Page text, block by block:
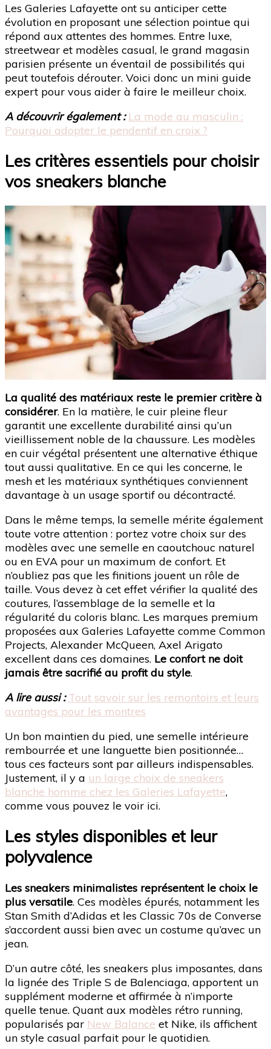
Les Galeries Lafayette ont su anticiper cette
évolution en proposant une sélection pointue qui
répond aux attentes des hommes. Entre luxe,
streetwear et modèles casual, le grand magasin
parisien présente un éventail de possibilités qui
peut toutefois dérouter. Voici donc un mini guide
expert pour vous aider à faire le meilleur choix.
A découvrir également : La mode au masculin :
Pourquoi adopter le pendentif en croix ?
Les critères essentiels pour choisir
vos sneakers blanche
La qualité des matériaux reste le premier critère à
considérer. En la matière, le cuir pleine fleur
garantit une excellente durabilité ainsi qu’un
vieillissement noble de la chaussure. Les modèles
en cuir végétal présentent une alternative éthique
tout aussi qualitative. En ce qui les concerne, le
mesh et les matériaux synthétiques conviennent
davantage à un usage sportif ou décontracté.
Dans le même temps, la semelle mérite également
toute votre attention : portez votre choix sur des
modèles avec une semelle en caoutchouc naturel
ou en EVA pour un maximum de confort. Et
n’oubliez pas que les finitions jouent un rôle de
taille. Vous devez à cet effet vérifier la qualité des
coutures, l’assemblage de la semelle et la
régularité du coloris blanc. Les marques premium
proposées aux Galeries Lafayette comme Common
Projects, Alexander McQueen, Axel Arigato
excellent dans ces domaines. Le confort ne doit
jamais être sacrifié au profit du style.
A lire aussi : Tout savoir sur les remontoirs et leurs
avantages pour les montres
Un bon maintien du pied, une semelle intérieure
rembourrée et une languette bien positionnée…
tous ces facteurs sont par ailleurs indispensables.
Justement, il y a un large choix de sneakers
blanche homme chez les Galeries Lafayette,
comme vous pouvez le voir ici.
Les styles disponibles et leur
polyvalence
Les sneakers minimalistes représentent le choix le
plus versatile. Ces modèles épurés, notamment les
Stan Smith d’Adidas et les Classic 70s de Converse
s’accordent aussi bien avec un costume qu’avec un
jean.
D’un autre côté, les sneakers plus imposantes, dans
la lignée des Triple S de Balenciaga, apportent un
supplément moderne et affirmée à n’importe
quelle tenue. Quant aux modèles rétro running,
popularisés par New Balance et Nike, ils affichent
un style casual parfait pour le quotidien.